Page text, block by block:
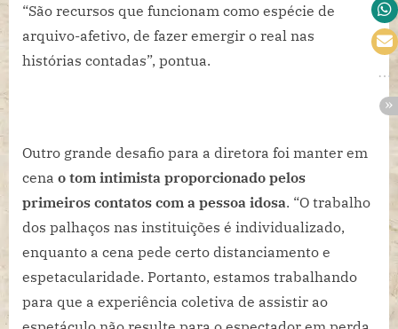
“São recursos que funcionam como espécie de
arquivo-afetivo, de fazer emergir o real nas
histórias contadas”, pontua.
Outro grande desafio para a diretora foi manter em
cena o tom intimista proporcionado pelos
primeiros contatos com a pessoa idosa. “O trabalho
dos palhaços nas instituições é individualizado,
enquanto a cena pede certo distanciamento e
espetacularidade. Portanto, estamos trabalhando
para que a experiência coletiva de assistir ao